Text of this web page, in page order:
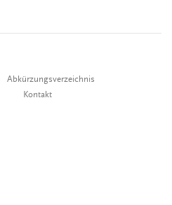
Abkürzungsverzeichnis
Kontakt